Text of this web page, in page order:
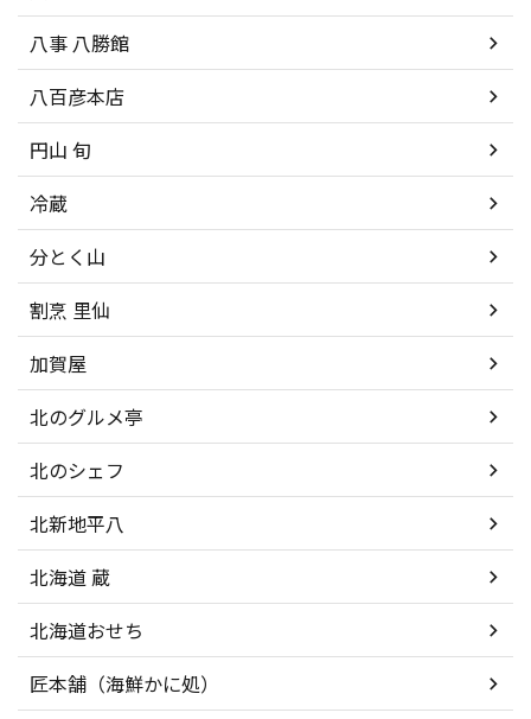
八事 八勝館
八百彦本店
円山 旬
冷蔵
分とく山
割烹 里仙
加賀屋
北のグルメ亭
北のシェフ
北新地平八
北海道 蔵
北海道おせち
匠本舗（海鮮かに処）